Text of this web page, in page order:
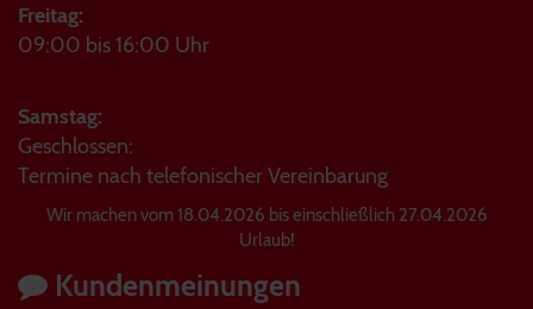
Freitag:
09:00 bis 16:00 Uhr
Samstag:
Geschlossen:
Termine nach telefonischer Vereinbarung
Wir machen vom 18.04.2026 bis einschließlich 27.04.2026
Urlaub!
Kundenmeinungen